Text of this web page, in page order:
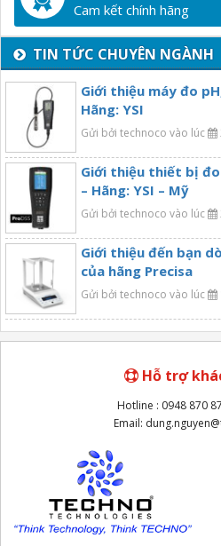
Cam kết chính hãng
TIN TỨC CHUYÊN NGÀNH
Giới thiệu máy đo
Hãng: YSI
Gửi bởi technoco vào lúc
Giới thiệu thiết bị đo
– Hãng: YSI – Mỹ
Gửi bởi technoco vào lúc
Giới thiệu đến bạn
của hãng Precisa
Gửi bởi technoco vào lúc
Hỗ trợ
Hotline : 0948 870
Email: